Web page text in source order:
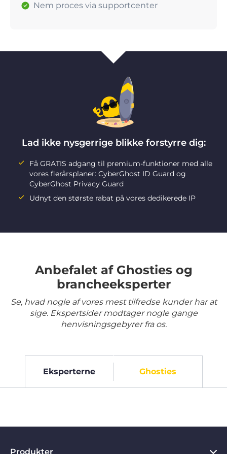
Nem proces via supportcenter
Lad ikke nysgerrige blikke forstyrre dig:
Få GRATIS adgang til premium-funktioner med alle
vores flerårsplaner: CyberGhost ID Guard og
CyberGhost Privacy Guard
Udnyt den største rabat på vores dedikerede IP
Anbefalet af Ghosties og
brancheeksperter
Se, hvad nogle af vores mest tilfredse kunder har at
sige. Ekspertsider modtager nogle gange
henvisningsgebyrer fra os.
Eksperterne Ghosties
Produkter